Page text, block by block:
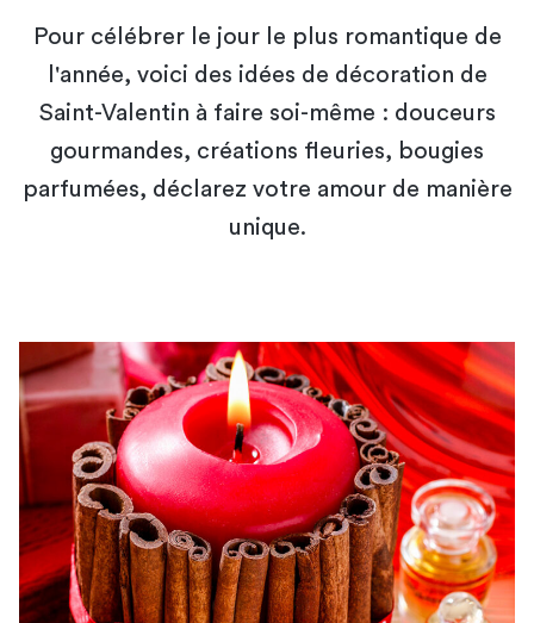
Pour célébrer le jour le plus romantique de
l'année, voici des idées de décoration de
Saint-Valentin à faire soi-même : douceurs
gourmandes, créations fleuries, bougies
parfumées, déclarez votre amour de manière
unique.